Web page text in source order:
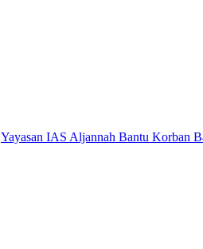
Yayasan IAS Aljannah Bantu Korban